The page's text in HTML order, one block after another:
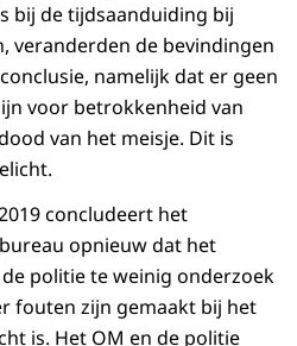
bij de tijdsaanduiding bij
veranderden de bevindingen
namelijk dat er geen
voor betrokkenheid van
van het meisje. Dit is
concludeert het
opnieuw dat het
politie te weinig onderzoek
fouten zijn gemaakt bij het
is. Het OM en de politie